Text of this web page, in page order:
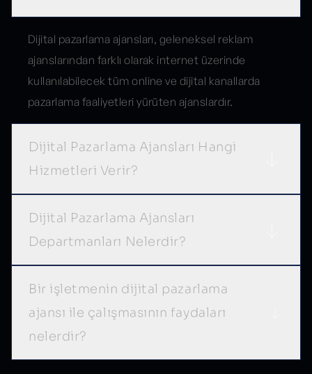
Dijital pazarlama ajansları, geleneksel reklam
ajanslarından farklı olarak internet üzerinde
kullanılabilecek tüm online ve dijital kanallarda
pazarlama faaliyetleri yürüten ajanslardır.
Dijital Pazarlama Ajansları Hangi
Hizmetleri Verir?
Dijital Pazarlama Ajansları
Departmanları Nelerdir?
Bir işletmenin dijital pazarlama
ajansı ile çalışmasının faydaları
nelerdir?